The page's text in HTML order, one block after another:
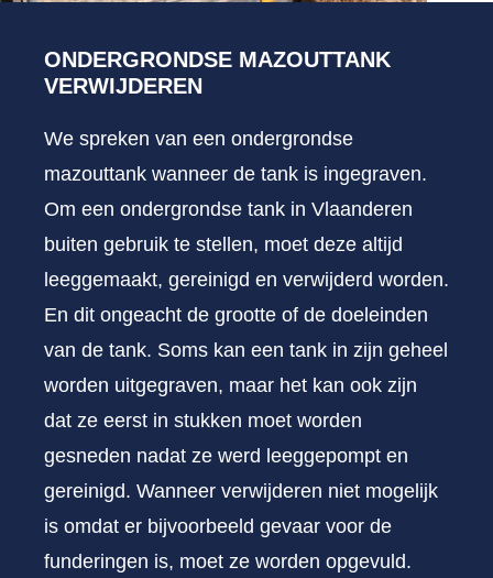
ONDERGRONDSE MAZOUTTANK
VERWIJDEREN
We spreken van een ondergrondse
mazouttank wanneer de tank is ingegraven.
Om een ondergrondse tank in Vlaanderen
buiten gebruik te stellen, moet deze altijd
leeggemaakt, gereinigd en verwijderd worden.
En dit ongeacht de grootte of de doeleinden
van de tank. Soms kan een tank in zijn geheel
worden uitgegraven, maar het kan ook zijn
dat ze eerst in stukken moet worden
gesneden nadat ze werd leeggepompt en
gereinigd. Wanneer verwijderen niet mogelijk
is omdat er bijvoorbeeld gevaar voor de
funderingen is, moet ze worden opgevuld.